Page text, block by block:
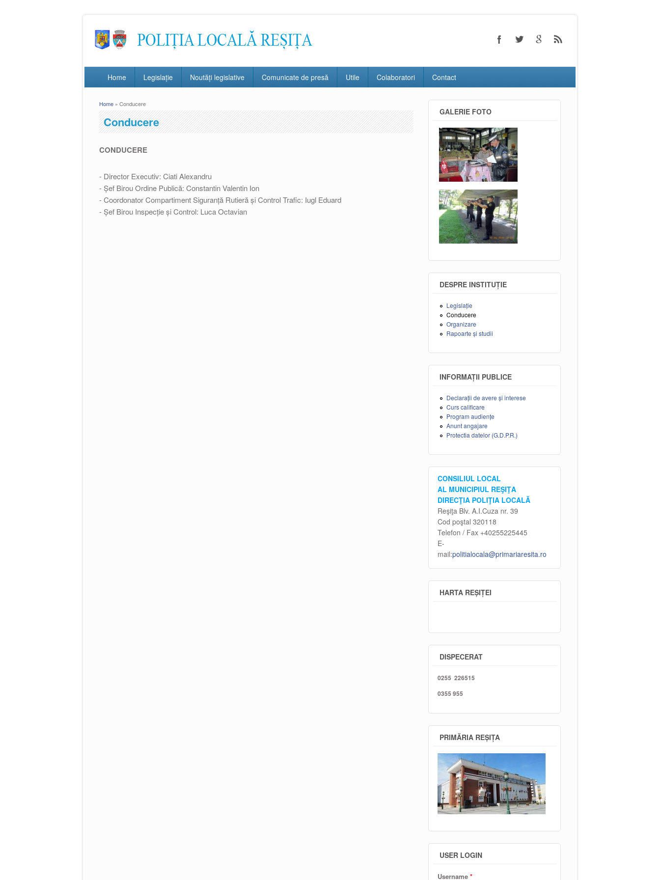
Home Legislație Noutăți legislative Comunicate de presă Utile Colaboratori Contact
You are here
Home » Conducere
Conducere
CONDUCERE
- Director Executiv: Ciati Alexandru
- Șef Birou Ordine Publică: Constantin Valentin Ion
- Coordonator Compartiment Siguranță Rutieră și Control Trafic: Iugl Eduard
- Șef Birou Inspecție și Control: Luca Octavian
GALERIE FOTO
DESPRE INSTITUȚIE
Legislație
Conducere
Organizare
Rapoarte și studii
INFORMAȚII PUBLICE
Declarații de avere și interese
Curs calificare
Program audiențe
Anunt angajare
Protectia datelor (G.D.P.R.)
CONSILIUL LOCAL
AL MUNICIPIUL REŞIŢA
DIRECŢIA POLIŢIA LOCALĂ
Reşiţa Blv. A.I.Cuza nr. 39
Cod poştal 320118
Telefon / Fax +40255225445
E-
mail:politialocala@primariaresita.ro
HARTA REȘIȚEI
DISPECERAT
0255 226515
0355 955
PRIMĂRIA REȘIȚA
USER LOGIN
Username *